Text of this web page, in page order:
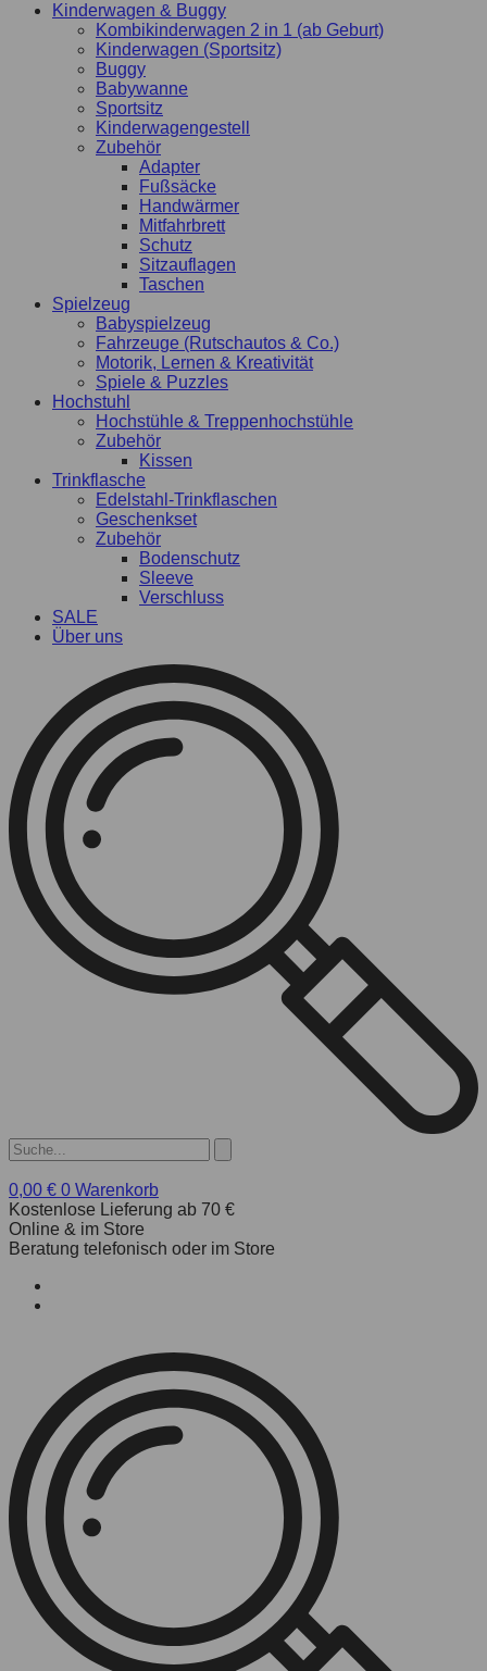
Kinderwagen & Buggy
Kombikinderwagen 2 in 1 (ab Geburt)
Kinderwagen (Sportsitz)
Buggy
Babywanne
Sportsitz
Kinderwagengestell
Zubehör
Adapter
Fußsäcke
Handwärmer
Mitfahrbrett
Schutz
Sitzauflagen
Taschen
Spielzeug
Babyspielzeug
Fahrzeuge (Rutschautos & Co.)
Motorik, Lernen & Kreativität
Spiele & Puzzles
Hochstuhl
Hochstühle & Treppenhochstühle
Zubehör
Kissen
Trinkflasche
Edelstahl-Trinkflaschen
Geschenkset
Zubehör
Bodenschutz
Sleeve
Verschluss
SALE
Über uns
0,00 € 0 Warenkorb
Kostenlose Lieferung ab 70 €
Online & im Store
Beratung telefonisch oder im Store